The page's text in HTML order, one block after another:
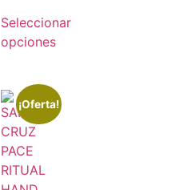
Seleccionar
opciones
¡Oferta!